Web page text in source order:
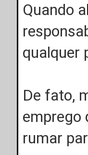
Quando
qualquer
De fato,
emprego
rumar